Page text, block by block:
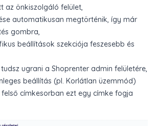
az önkiszolgáló felület,
automatikusan megtörténik, így már
gombra,
beállítások szekciója feszesebb és
ugrani a Shoprenter admin felületére,
beállítás (pl. Korlátlan üzemmód)
címkesorban ezt egy címke fogja